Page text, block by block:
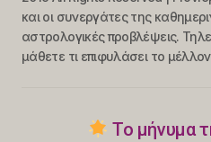
και οι συνεργάτες της
αστρολογικές προβλέψεις.
μάθετε τι επιφυλάσει το
Το μήνυμα